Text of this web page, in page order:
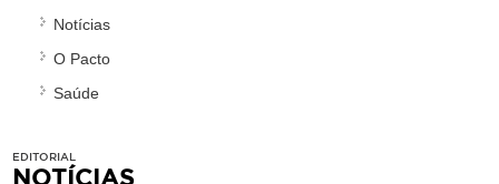
Notícias
O Pacto
Saúde
EDITORIAL
NOTÍCIAS